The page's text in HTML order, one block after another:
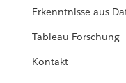
Erkenntnisse aus
Tableau-Forschung
Kontakt